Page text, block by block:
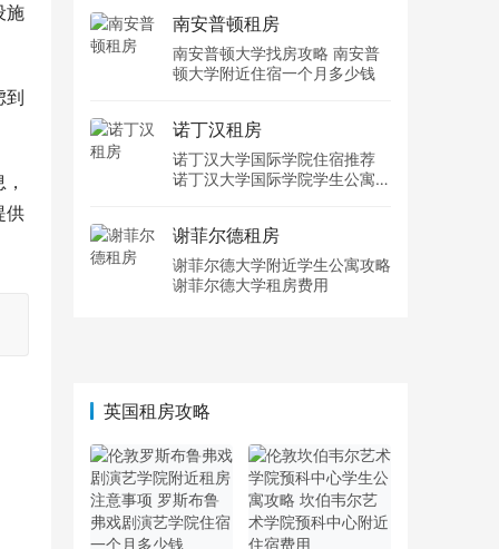
施
到
供
南安普顿租房
南安普顿大学找房攻略 南安普
顿大学附近住宿一个月多少钱
诺丁汉租房
诺丁汉大学国际学院住宿推荐
诺丁汉大学国际学院学生公寓多
谢菲尔德租房
谢菲尔德大学附近学生公寓攻略
谢菲尔德大学租房费用
英国租房攻略